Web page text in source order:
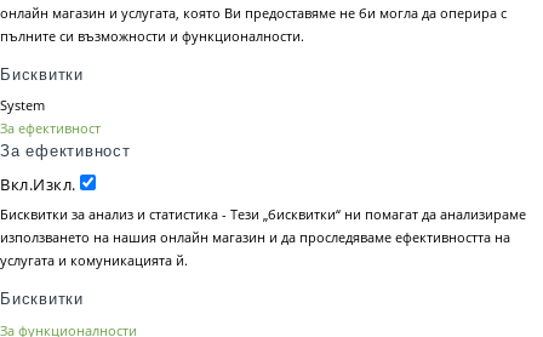
онлайн магазин и услугата, която Ви предоставяме не би могла да оперира с
пълните си възможности и функционалности.
Бисквитки
System
За ефективност
За ефективност
Вкл.Изкл.
Бисквитки за анализ и статистика - Тези „бисквитки“ ни помагат да анализираме
използването на нашия онлайн магазин и да проследяваме ефективността на
услугата и комуникацията й.
Бисквитки
За функционалности